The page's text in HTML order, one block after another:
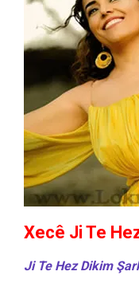
Xecê Ji Te
Ji Te Hez Dikim